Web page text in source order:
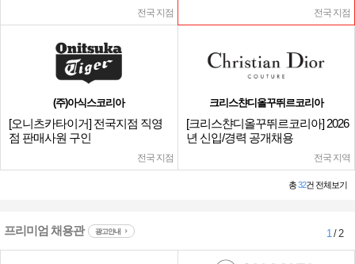
전국 지점 전국 지점
(주)아식스코리아
[오니츠카타이거] 전국지점 직영
점 판매사원 구인
전국 지점
크리스챤디올꾸뛰르코리아
[크리스챤디올꾸뛰르코리아] 2026
년 신입/경력 공개채용
전국 지역
총32건 전체보기
프리미엄 채용관 광고안내 1/ 2